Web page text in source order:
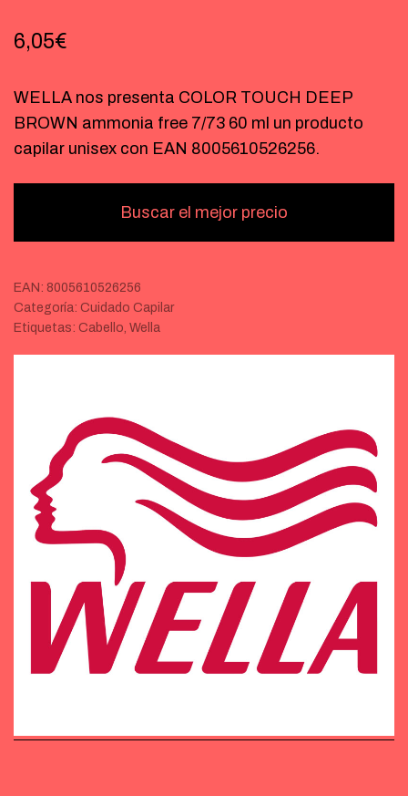
6,05€
WELLA nos presenta COLOR TOUCH DEEP
BROWN ammonia free 7/73 60 ml un producto
capilar unisex con EAN 8005610526256.
Buscar el mejor precio
EAN: 8005610526256
Categoría: Cuidado Capilar
Etiquetas: Cabello, Wella